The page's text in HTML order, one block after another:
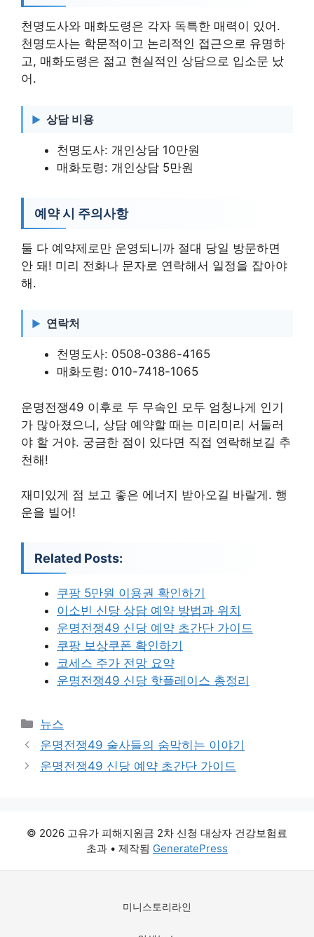
천명도사와 매화도령은 각자 독특한 매력이 있어.
천명도사는 학문적이고 논리적인 접근으로 유명하
고, 매화도령은 젊고 현실적인 상담으로 입소문 났
어.
상담 비용
천명도사: 개인상담 10만원
매화도령: 개인상담 5만원
예약 시 주의사항
둘 다 예약제로만 운영되니까 절대 당일 방문하면
안 돼! 미리 전화나 문자로 연락해서 일정을 잡아야
해.
연락처
천명도사: 0508-0386-4165
매화도령: 010-7418-1065
운명전쟁49 이후로 두 무속인 모두 엄청나게 인기
가 많아졌으니, 상담 예약할 때는 미리미리 서둘러
야 할 거야. 궁금한 점이 있다면 직접 연락해보길 추
천해!
재미있게 점 보고 좋은 에너지 받아오길 바랄게. 행
운을 빌어!
Related Posts:
쿠팡 5만원 이용권 확인하기
이소빈 신당 상담 예약 방법과 위치
운명전쟁49 신당 예약 초간단 가이드
쿠팡 보상쿠폰 확인하기
코세스 주가 전망 요약
운명전쟁49 신당 핫플레이스 총정리
카
테
리
뉴스
운명전쟁49 술사들의 숨막히는 이야기
운명전쟁49 신당 예약 초간단 가이드
© 2026 고유가 피해지원금 2차 신청 대상자 건강보험료
초과 • 제작됨 GeneratePress
미니스토리라인